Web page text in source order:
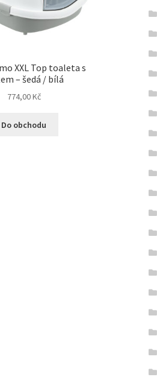
XXL Top toaleta s
– šedá / bílá
774,00Kč
Do obchodu